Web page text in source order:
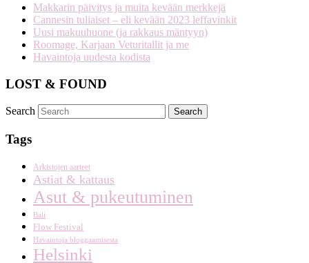
Makkarin päivitys ja muita kevään merkkejä
Cannesin tuliaiset – eli kevään 2023 leffavinkit
Uusi makuuhuone (ja rakkaus mäntyyn)
Roomage, Karjaan Veturitallit ja me
Havaintoja uudesta kodista
LOST & FOUND
Search
Tags
Arkistojen aarteet
Astiat & kattaus
Asut & pukeutuminen
Bali
Flow Festival
Havaintoja bloggaamisesta
Helsinki